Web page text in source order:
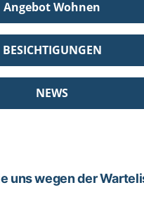
Angebot Wohnen
BESICHTIGUNGEN
NEWS
uns wegen der